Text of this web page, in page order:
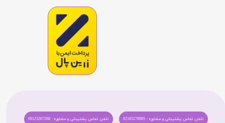
تلفن تماس پشتیبانی و مشاوره : 09123207268 تلفن تماس پشتیبانی و مشاوره : 02165278985